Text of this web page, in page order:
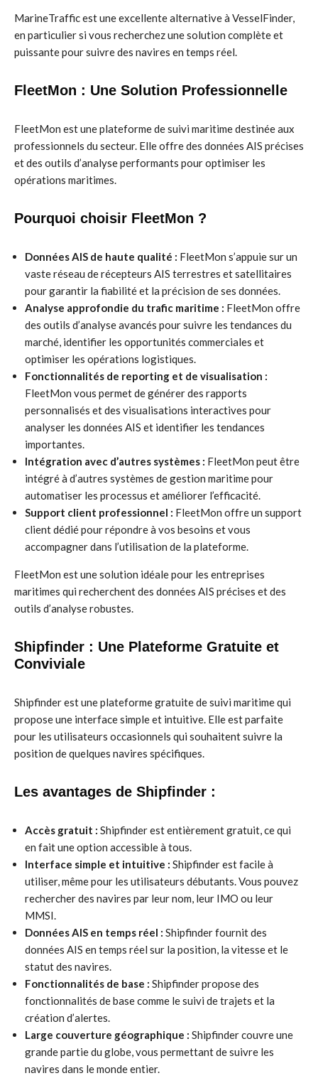
MarineTraffic est une excellente alternative à VesselFinder,
en particulier si vous recherchez une solution complète et
puissante pour suivre des navires en temps réel.
FleetMon : Une Solution Professionnelle
FleetMon est une plateforme de suivi maritime destinée aux
professionnels du secteur. Elle offre des données AIS précises
et des outils d’analyse performants pour optimiser les
opérations maritimes.
Pourquoi choisir FleetMon ?
Données AIS de haute qualité : FleetMon s’appuie sur un
vaste réseau de récepteurs AIS terrestres et satellitaires
pour garantir la fiabilité et la précision de ses données.
Analyse approfondie du trafic maritime : FleetMon offre
des outils d’analyse avancés pour suivre les tendances du
marché, identifier les opportunités commerciales et
optimiser les opérations logistiques.
Fonctionnalités de reporting et de visualisation :
FleetMon vous permet de générer des rapports
personnalisés et des visualisations interactives pour
analyser les données AIS et identifier les tendances
importantes.
Intégration avec d’autres systèmes : FleetMon peut être
intégré à d’autres systèmes de gestion maritime pour
automatiser les processus et améliorer l’efficacité.
Support client professionnel : FleetMon offre un support
client dédié pour répondre à vos besoins et vous
accompagner dans l’utilisation de la plateforme.
FleetMon est une solution idéale pour les entreprises
maritimes qui recherchent des données AIS précises et des
outils d’analyse robustes.
Shipfinder : Une Plateforme Gratuite et
Conviviale
Shipfinder est une plateforme gratuite de suivi maritime qui
propose une interface simple et intuitive. Elle est parfaite
pour les utilisateurs occasionnels qui souhaitent suivre la
position de quelques navires spécifiques.
Les avantages de Shipfinder :
Accès gratuit : Shipfinder est entièrement gratuit, ce qui
en fait une option accessible à tous.
Interface simple et intuitive : Shipfinder est facile à
utiliser, même pour les utilisateurs débutants. Vous pouvez
rechercher des navires par leur nom, leur IMO ou leur
MMSI.
Données AIS en temps réel : Shipfinder fournit des
données AIS en temps réel sur la position, la vitesse et le
statut des navires.
Fonctionnalités de base : Shipfinder propose des
fonctionnalités de base comme le suivi de trajets et la
création d’alertes.
Large couverture géographique : Shipfinder couvre une
grande partie du globe, vous permettant de suivre les
navires dans le monde entier.